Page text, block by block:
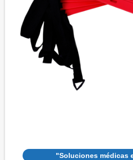
"Soluciones médicas